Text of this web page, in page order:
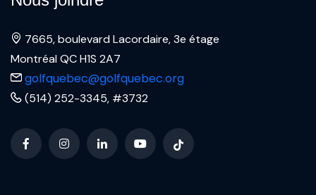
7665, boulevard Lacordaire, 3e étage
Montréal QC H1S 2A7
golfquebec@golfquebec.org
(514) 252-3345, #3732